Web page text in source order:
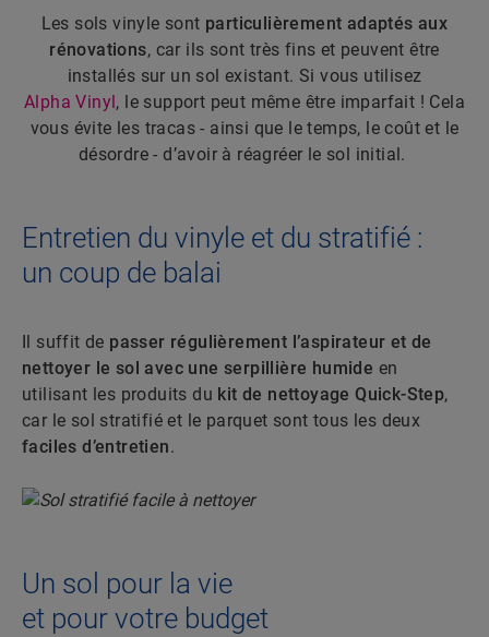
Les sols vinyle sont particulièrement adaptés aux
rénovations, car ils sont très fins et peuvent être
installés sur un sol existant. Si vous utilisez
Alpha Vinyl , le support peut même être imparfait ! Cela
vous évite les tracas - ainsi que le temps, le coût et le
désordre - d’avoir à réagréer le sol initial.
Entretien du vinyle et du stratifié :
un coup de balai
Il suffit de passer régulièrement l’aspirateur et de
nettoyer le sol avec une serpillière humide en
utilisant les produits du kit de nettoyage Quick-Step,
car le sol stratifié et le parquet sont tous les deux
faciles d’entretien.
Un sol pour la vie
et pour votre budget